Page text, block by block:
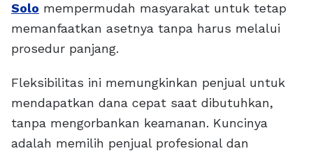
Solo mempermudah masyarakat untuk tetap
memanfaatkan asetnya tanpa harus melalui
prosedur panjang.
Fleksibilitas ini memungkinkan penjual untuk
mendapatkan dana cepat saat dibutuhkan,
tanpa mengorbankan keamanan. Kuncinya
adalah memilih penjual profesional dan